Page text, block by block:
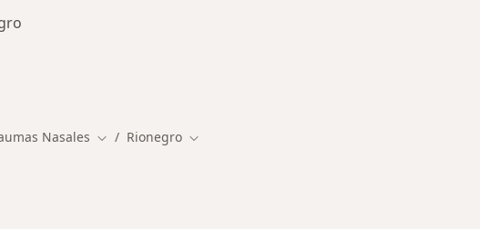
Nasales Cambiar de ciudad
Rionegro Cambiar de ciudad